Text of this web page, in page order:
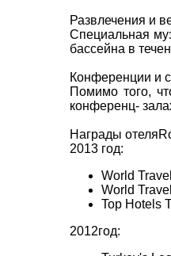
Развлечения и
Специальная
бассейна в
Конференции и
Помимо того,
конференц-
Награды
2013 год:
World
World
Top Hotels
2012год: